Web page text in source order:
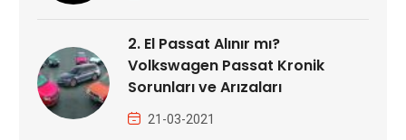
2. El Passat Alınır mı?
Volkswagen Passat Kronik
Sorunları ve Arızaları
21-03-2021